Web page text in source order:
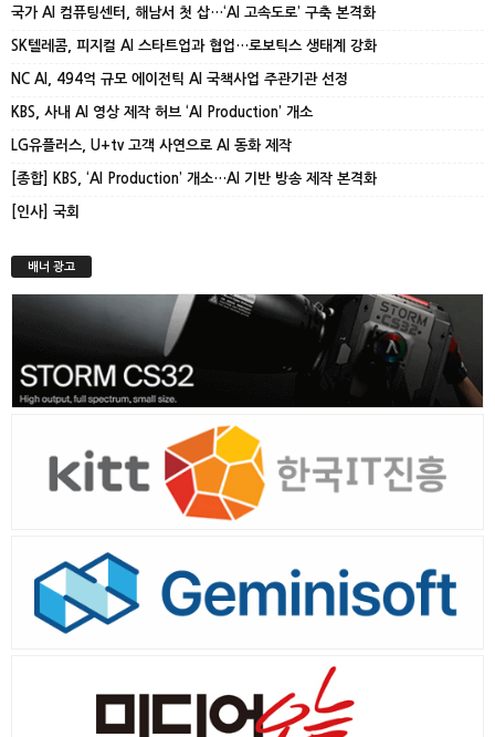
국가 AI 컴퓨팅센터, 해남서 첫 삽…‘AI 고속도로’ 구축 본격화
SK텔레콤, 피지컬 AI 스타트업과 협업…로보틱스 생태계 강화
NC AI, 494억 규모 에이전틱 AI 국책사업 주관기관 선정
KBS, 사내 AI 영상 제작 허브 ‘AI Production’ 개소
LG유플러스, U+tv 고객 사연으로 AI 동화 제작
[종합] KBS, ‘AI Production’ 개소…AI 기반 방송 제작 본격화
[인사] 국회
배너 광고